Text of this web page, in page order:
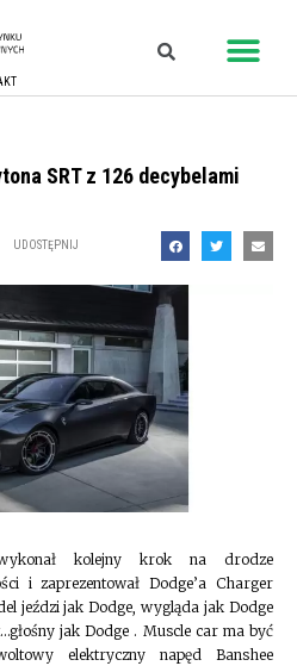
SRT z 126 decybelami
UDOSTĘPNIJ
kolejny krok na drodze
i zaprezentował Dodge’a Charger
jeździ jak Dodge, wygląda jak Dodge
jak Dodge . Muscle car ma być
elektryczny napęd Banshee